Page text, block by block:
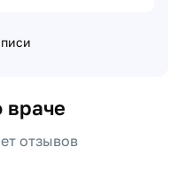
враче
отзывов